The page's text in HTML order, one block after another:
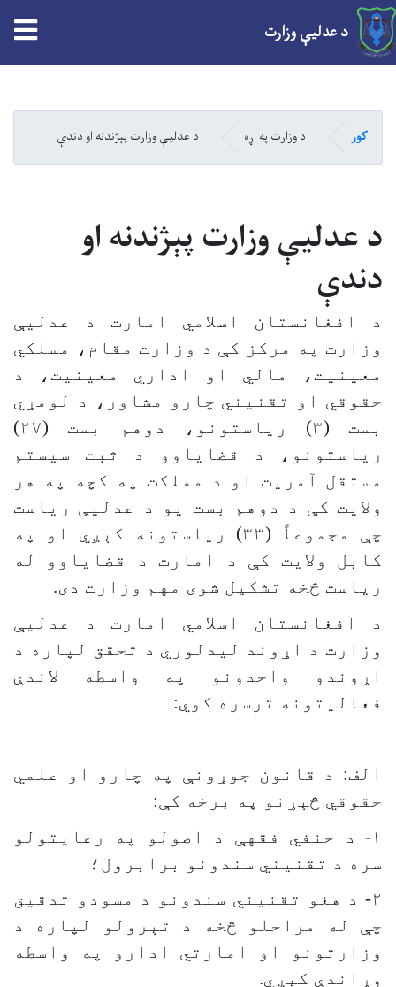
content
د عدلیې وزارت
کور د وزارت په اړه د عدلیې وزارت پېژندنه او دندې
د عدلیې وزارت پېژندنه او
دندې
د افغانستان اسلامي امارت د عدلیې
وزارت په مرکز کې د وزارت مقام، مسلکي
معینیت، مالي او اداري معینیت، د
حقوقي او تقنیني چارو مشاور، د لومړي
بست (۳) ریاستونو، دوهم بست (۲۷)
ریاستونو، د قضایاوو د ثبت سیستم
مستقل آمریت او د مملکت په کچه په هر
ولایت کې د دوهم بست یو د عدلیې ریاست
چې مجموعاً (۳۳) ریاستونه کېږي او په
کابل ولایت کې د امارت د قضایاوو له
ریاست څخه تشکیل شوی مهم وزارت دی.
د افغانستان اسلامي امارت د عدلیې
وزارت د اړوند لیدلوري د تحقق لپاره د
اړوندو واحدونو په واسطه لاندې
فعالیتونه ترسره کوي:
الف: د قانون جوړونې په چارو او علمي
حقوقي څېړنو په برخه کې:
۱- د حنفي فقهې د اصولو په رعایتولو
سره د تقنیني سندونو برابرول؛
۲- د هغو تقنیني سندونو د مسودو تدقیق
چې له مراحلو څخه د تېرولو لپاره د
وزارتونو او امارتي ادارو په واسطه
وړاندې کېږي.